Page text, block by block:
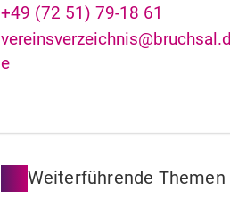
vereinsverzeichnis@bruchsal.d
e
+49 (72 51) 79-18 61
Weiterführende Themen